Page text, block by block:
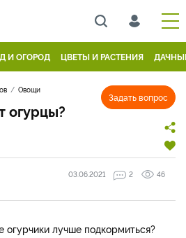
И ОГОРОД ЦВЕТЫ И РАСТЕНИЯ
Задать вопрос
Овощи
огурцы?
03.06.2021 2 46
огурчики лучше подкормиться?